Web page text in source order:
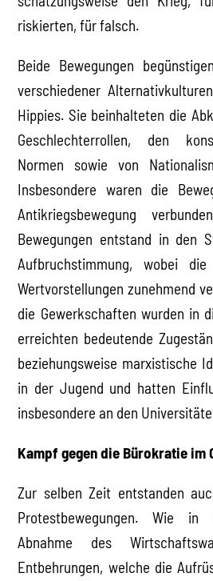
riskierten, für falsch.
Beide Bewegungen
verschiedener
Hippies. Sie beinhalteten die
Geschlechterrollen, den
Normen sowie von
Insbesondere waren die
Antikriegsbewegung
Bewegungen entstand in den
Aufbruchstimmung, wobei
Wertvorstellungen zunehmend
die Gewerkschaften wurden in
erreichten bedeutende
beziehungsweise marxistische
in der Jugend und hatten
insbesondere an den
Kampf gegen die Bürokratie im
Zur selben Zeit entstanden
Protestbewegungen. Wie
Abnahme des
Entbehrungen, welche die